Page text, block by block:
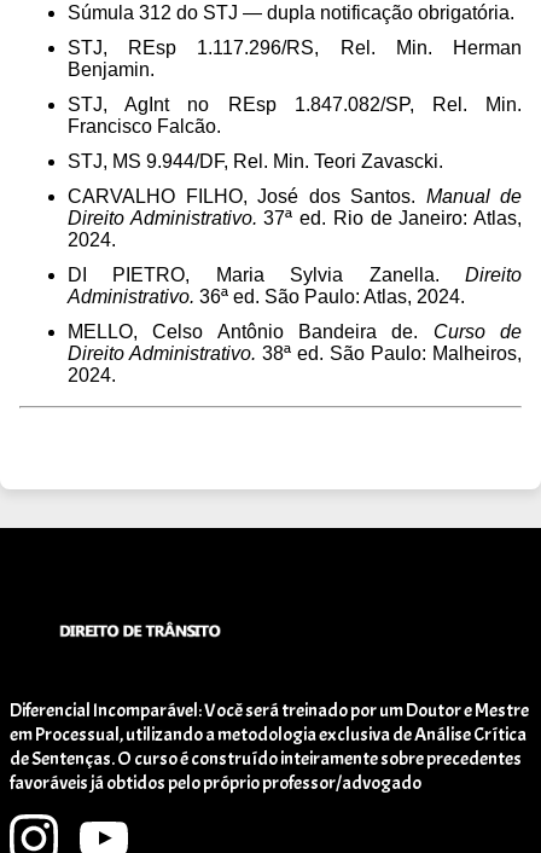
Súmula 312 do STJ — dupla notificação obrigatória.
STJ, REsp 1.117.296/RS, Rel. Min. Herman
Benjamin.
STJ, AgInt no REsp 1.847.082/SP, Rel.
Min.
Francisco Falcão.
STJ, MS 9.944/DF, Rel. Min. Teori Zavascki.
CARVALHO FILHO, José dos Santos. Manual de
Direito Administrativo. 37ª ed. Rio de Janeiro: Atlas,
2024.
DI PIETRO, Maria Sylvia Zanella. Direito
Administrativo. 36ª ed. São Paulo: Atlas, 2024.
MELLO, Celso Antônio Bandeira de. Curso de
Direito Administrativo. 38ª ed. São Paulo: Malheiros,
2024.
Diferencial Incomparável: Você será treinado por um Doutor e Mestre
em Processual, utilizando a metodologia exclusiva de Análise Crítica
de Sentenças. O curso é construído inteiramente sobre precedentes
favoráveis já obtidos pelo próprio professor/advogado